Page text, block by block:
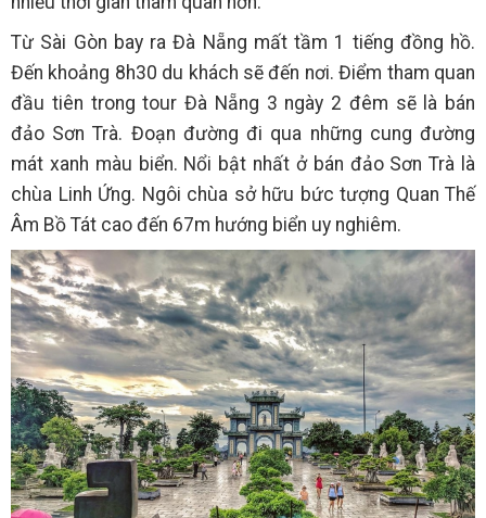
Từ Sài Gòn bay ra Đà Nẵng mất tầm 1 tiếng đồng hồ.
Đến khoảng 8h30 du khách sẽ đến nơi. Điểm tham quan
đầu tiên trong tour Đà Nẵng 3 ngày 2 đêm sẽ là bán
đảo Sơn Trà. Đoạn đường đi qua những cung đường
mát xanh màu biển. Nổi bật nhất ở bán đảo Sơn Trà là
chùa Linh Ứng. Ngôi chùa sở hữu bức tượng Quan Thế
Âm Bồ Tát cao đến 67m hướng biển uy nghiêm.